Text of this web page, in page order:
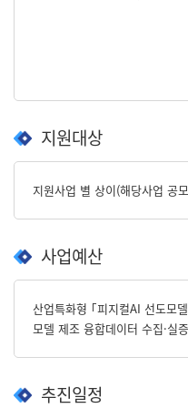
지원대상
지원사업 별 상이(해당사업 공
사업예산
산업특화형 ｢피지컬AI 선도모
모델 제조 융합데이터 수집·실
추진일정